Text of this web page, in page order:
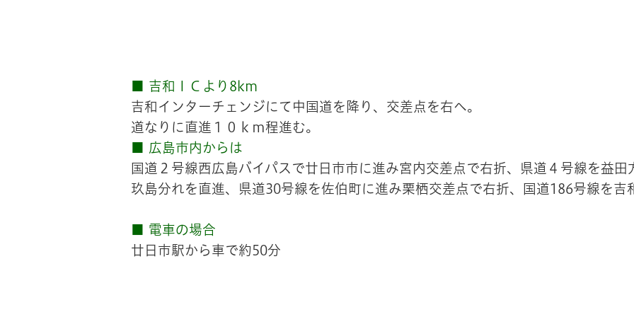
■ 吉和ＩＣより8km
吉和インターチェンジにて中国道を降り、交差点を右へ。
道なりに直進１０ｋｍ程進む。
■ 広島市内からは
国道２号線西広島バイパスで廿日市市に進み宮内交差点で右折、県道４号線を益田
玖島分れを直進、県道30号線を佐伯町に進み栗栖交差点で右折、国道186号線を吉
■ 電車の場合
廿日市駅から車で約50分